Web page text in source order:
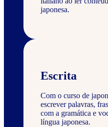
japonesa.
Escrita
Com o curso de
escrever palavras,
com a gramática e
língua japonesa.